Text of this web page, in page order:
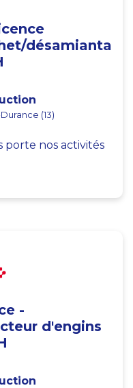
désamianta
(13)
porte nos activités
-
d'engins